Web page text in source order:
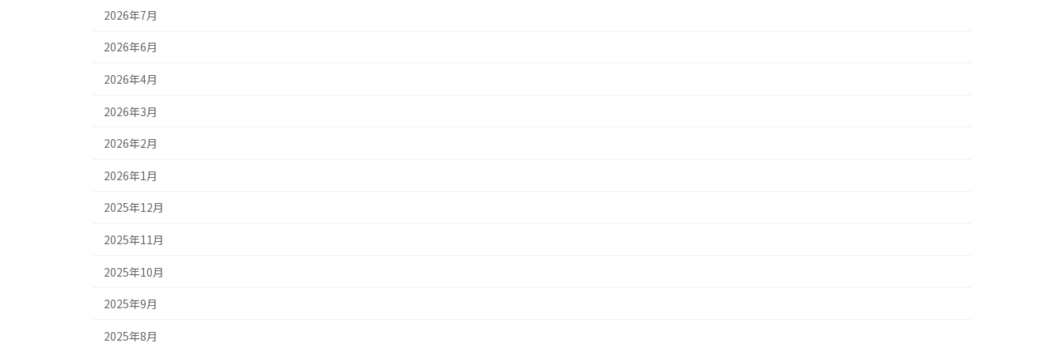
2026年7月
2026年6月
2026年4月
2026年3月
2026年2月
2026年1月
2025年12月
2025年11月
2025年10月
2025年9月
2025年8月